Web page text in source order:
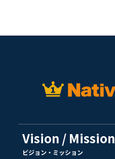
Vision / Mission
ビジョン・ミッション